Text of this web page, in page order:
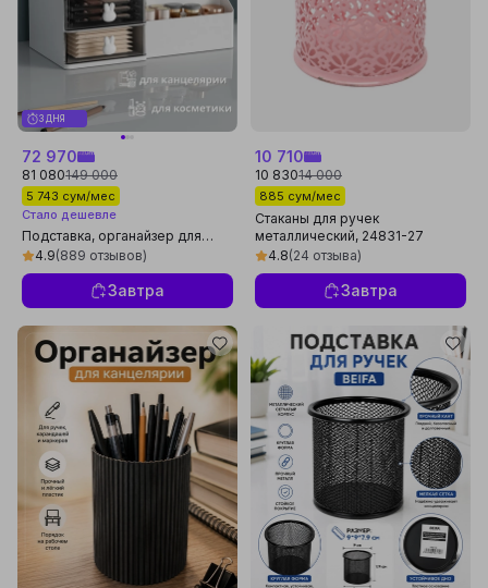
3 ДНЯ
72 970
81 080149 000
5 743 сум/мес
Стало дешевле
Подставка, органайзер для
канцелярии, ручек,
карандашей, косметики
4.9(889 отзывов)
Завтра
10 710
10 83014 000
885 сум/мес
Стаканы для ручек
металлический, 24831-27
4.8(24 отзыва)
Завтра